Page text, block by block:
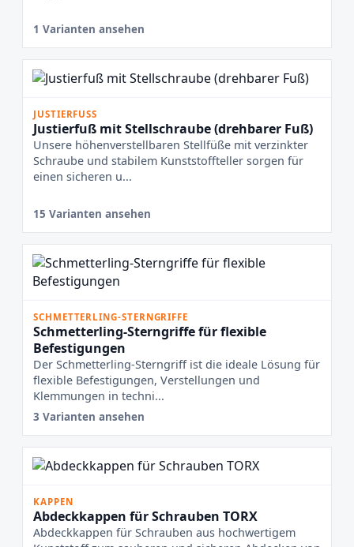
1 Varianten ansehen
JUSTIERFUSS
Justierfuß mit Stellschraube (drehbarer Fuß)
Unsere höhenverstellbaren Stellfüße mit verzinkter
Schraube und stabilem Kunststoffteller sorgen für
einen sicheren u...
15 Varianten ansehen
SCHMETTERLING-STERNGRIFFE
Schmetterling-Sterngriffe für flexible
Befestigungen
Der Schmetterling-Sterngriff ist die ideale Lösung für
flexible Befestigungen, Verstellungen und
Klemmungen in techni...
3 Varianten ansehen
KAPPEN
Abdeckkappen für Schrauben TORX
Abdeckkappen für Schrauben aus hochwertigem